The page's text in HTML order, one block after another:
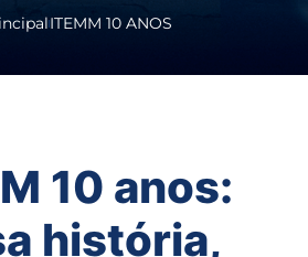
ITEMM 10 ANOS
10 anos:
história,